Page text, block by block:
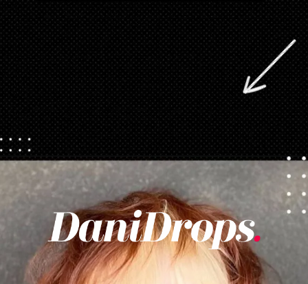
Abriendo... https://danidrops.com.br/es/cortes-de-pelo-largo/